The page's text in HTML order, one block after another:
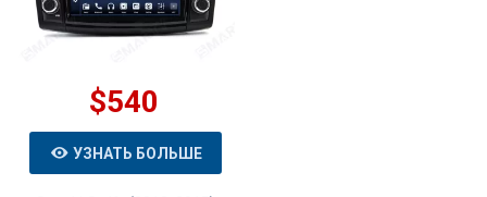
$540
УЗНАТЬ БОЛЬШЕ